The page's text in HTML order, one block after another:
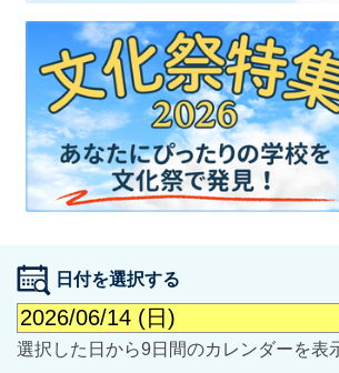
最近見た学校
日付を選択する
選択した日から9日間のカレンダーを表